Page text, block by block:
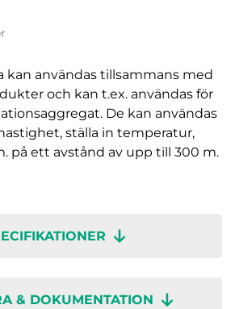
kan användas tillsammans med
och kan t.ex. användas för
De kan användas
ställa in temperatur,
på ett avstånd av upp till 300 m.
& DOKUMENTATION